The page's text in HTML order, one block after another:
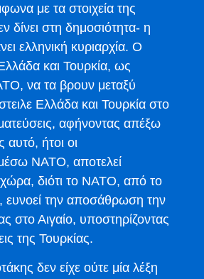
με τα στοιχεία της
δίνει στη δημοσιότητα- η
ελληνική κυριαρχία. Ο
και Τουρκία, ως
να τα βρουν μεταξύ
Ελλάδα και Τουρκία στο
αφήνοντας απέξω
ήτοι οι
ΝΑΤΟ, αποτελεί
διότι το ΝΑΤΟ, από το
ευνοεί την αποσάθρωση την
στο Αιγαίο, υποστηρίζοντας
της Τουρκίας.
δεν είχε ούτε μία λέξη